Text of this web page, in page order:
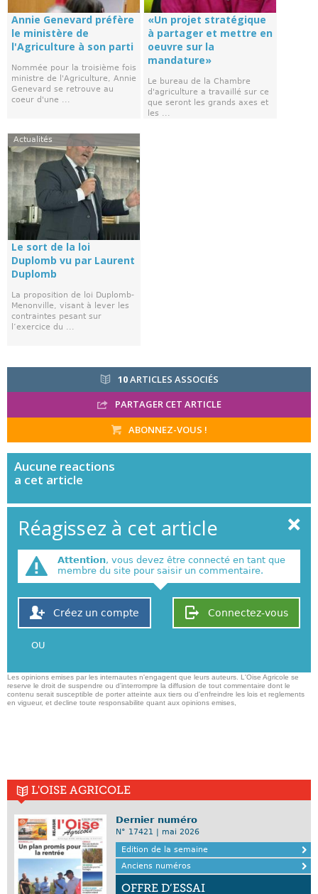
Annie Genevard préfère
le ministère de
l'Agriculture à son parti
Nommée pour la troisième fois
ministre de l'Agriculture, Annie
Genevard se retrouve au
coeur d'une ...
«Un projet stratégique
à partager et mettre en
oeuvre sur la
mandature»
Le bureau de la Chambre
d'agriculture a travaillé sur ce
que seront les grands axes et
les ...
Actualités
Le sort de la loi
Duplomb vu par Laurent
Duplomb
La proposition de loi Duplomb-
Menonville, visant à lever les
contraintes pesant sur
l’exercice du ...
10ARTICLES ASSOCIÉS
PARTAGER CET ARTICLE
ABONNEZ-VOUS !
Aucune reactions
a cet article
Réagissez à cet article
Attention, vous devez être connecté en tant que
membre du site pour saisir un commentaire.
Connectez-vous
Créez un compte
OU
Les opinions emises par les internautes n'engagent que leurs auteurs. L'Oise Agricole se
reserve le droit de suspendre ou d'interrompre la diffusion de tout commentaire dont le
contenu serait susceptible de porter atteinte aux tiers ou d'enfreindre les lois et reglements
en vigueur, et decline toute responsabilite quant aux opinions emises,
L'OISE AGRICOLE
Dernier numéro
N° 17421 | mai 2026
Edition de la semaine
Anciens numéros
OFFRE D’ESSAI